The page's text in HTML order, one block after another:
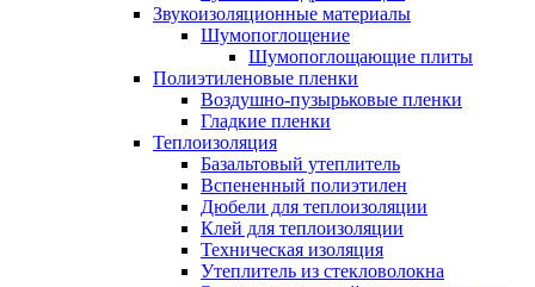
Звукоизоляционные материалы
Шумопоглощение
Шумопоглощающие плиты
Полиэтиленовые пленки
Воздушно-пузырьковые пленки
Гладкие пленки
Теплоизоляция
Базальтовый утеплитель
Вспененный полиэтилен
Дюбели для теплоизоляции
Клей для теплоизоляции
Техническая изоляция
Утеплитель из стекловолокна